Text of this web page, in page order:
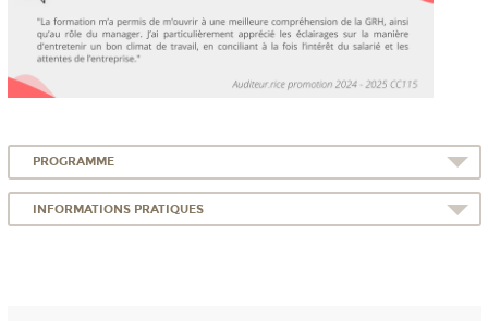
PROGRAMME
INFORMATIONS PRATIQUES